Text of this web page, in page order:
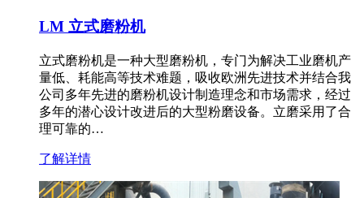
LM 立式磨粉机
立式磨粉机是一种大型磨粉机，专门为解决工业磨机产
量低、耗能高等技术难题，吸收欧洲先进技术并结合我
公司多年先进的磨粉机设计制造理念和市场需求，经过
多年的潜心设计改进后的大型粉磨设备。立磨采用了合
理可靠的…
了解详情